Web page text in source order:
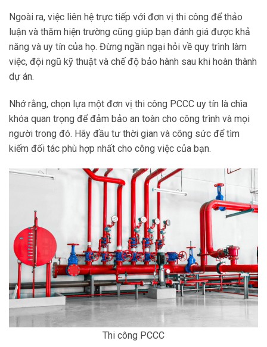
Ngoài ra, việc liên hệ trực tiếp với đơn vị thi công để thảo
luận và thăm hiện trường cũng giúp bạn đánh giá được khả
năng và uy tín của họ. Đừng ngần ngại hỏi về quy trình làm
việc, đội ngũ kỹ thuật và chế độ bảo hành sau khi hoàn thành
dự án.
Nhớ rằng, chọn lựa một đơn vị thi công PCCC uy tín là chìa
khóa quan trọng để đảm bảo an toàn cho công trình và mọi
người trong đó. Hãy đầu tư thời gian và công sức để tìm
kiếm đối tác phù hợp nhất cho công việc của bạn.
Thi công PCCC